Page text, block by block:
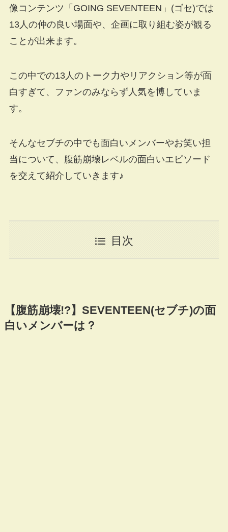
像コンテンツ「GOING SEVENTEEN」(ゴセ)では
13人の仲の良い場面や、企画に取り組む姿が観る
ことが出来ます。
この中での13人のトーク力やリアクション等が面
白すぎて、ファンのみならず人気を博していま
す。
そんなセブチの中でも面白いメンバーやお笑い担
当について、腹筋崩壊レベルの面白いエピソード
を交えて紹介していきます♪
目次
【腹筋崩壊!?】SEVENTEEN(セブチ)の面
白いメンバーは？